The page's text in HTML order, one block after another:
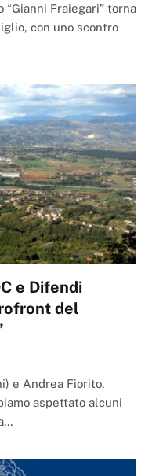
Fraiegari” torna
con uno scontro
e Difendi
del
e Andrea Fiorito,
aspettato alcuni